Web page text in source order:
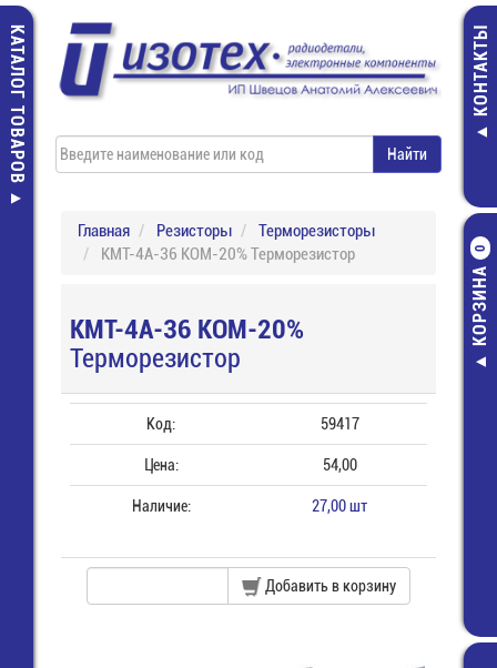
КАТАЛОГ ТОВАРОВ КОНТАКТЫ
КОРЗИНА
0
Главная Резисторы
Терморезисторы
КМТ-4А-36 КОМ-20% Терморезистор
КМТ-4А-36 КОМ-20%
Терморезистор
Код: 59417
Цена: 54,00
Наличие: 27,00 шт
Добавить в корзину